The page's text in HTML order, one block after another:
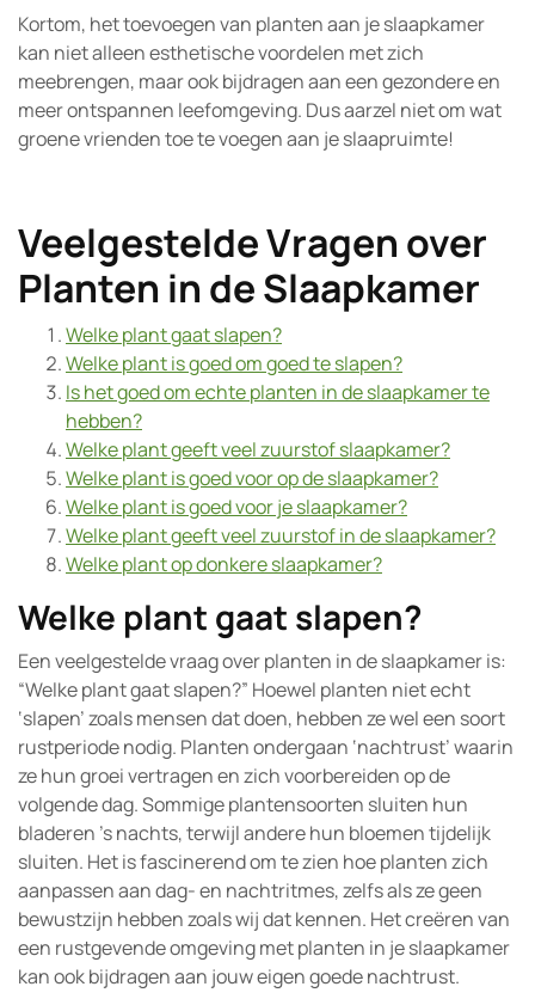
Kortom, het toevoegen van planten aan je slaapkamer
kan niet alleen esthetische voordelen met zich
meebrengen, maar ook bijdragen aan een gezondere en
meer ontspannen leefomgeving. Dus aarzel niet om wat
groene vrienden toe te voegen aan je slaapruimte!
Veelgestelde Vragen over
Planten in de Slaapkamer
Welke plant gaat slapen?
Welke plant is goed om goed te slapen?
Is het goed om echte planten in de slaapkamer te
hebben?
Welke plant geeft veel zuurstof slaapkamer?
Welke plant is goed voor op de slaapkamer?
Welke plant is goed voor je slaapkamer?
Welke plant geeft veel zuurstof in de slaapkamer?
Welke plant op donkere slaapkamer?
Welke plant gaat slapen?
Een veelgestelde vraag over planten in de slaapkamer is:
“Welke plant gaat slapen?” Hoewel planten niet echt
‘slapen’ zoals mensen dat doen, hebben ze wel een soort
rustperiode nodig. Planten ondergaan ‘nachtrust’ waarin
ze hun groei vertragen en zich voorbereiden op de
volgende dag. Sommige plantensoorten sluiten hun
bladeren ’s nachts, terwijl andere hun bloemen tijdelijk
sluiten. Het is fascinerend om te zien hoe planten zich
aanpassen aan dag- en nachtritmes, zelfs als ze geen
bewustzijn hebben zoals wij dat kennen. Het creëren van
een rustgevende omgeving met planten in je slaapkamer
kan ook bijdragen aan jouw eigen goede nachtrust.